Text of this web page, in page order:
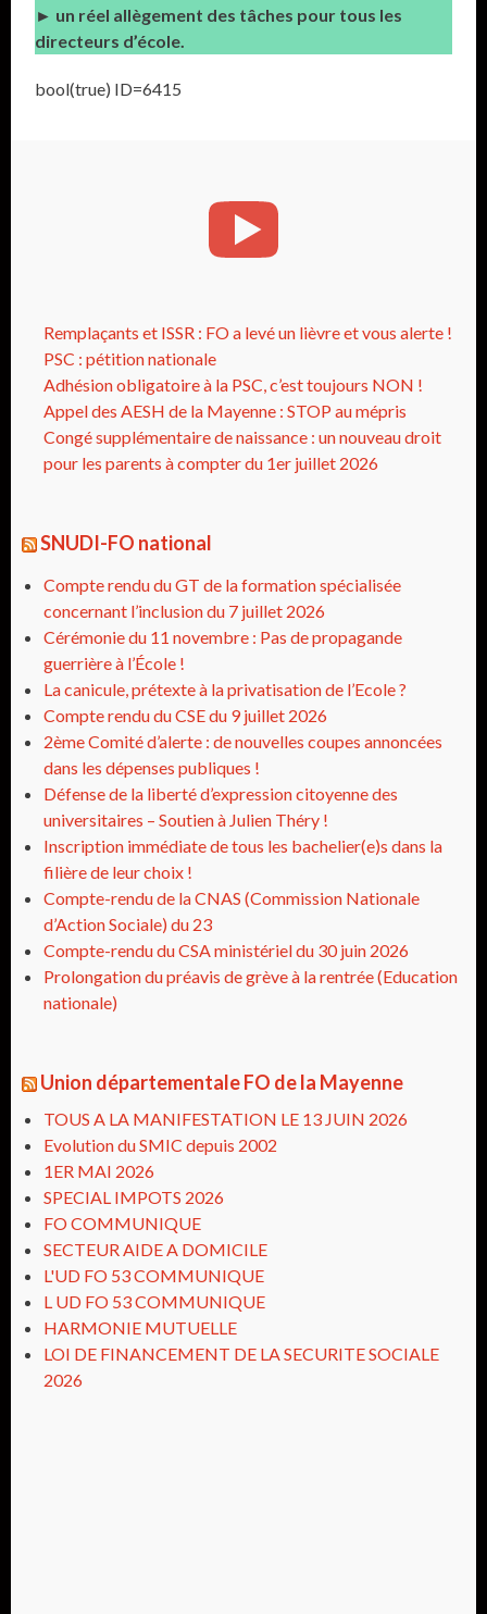
► un réel allègement des tâches pour tous les
directeurs d’école.
bool(true) ID=6415
Remplaçants et ISSR : FO a levé un lièvre et vous alerte !
PSC : pétition nationale
Adhésion obligatoire à la PSC, c’est toujours NON !
Appel des AESH de la Mayenne : STOP au mépris
Congé supplémentaire de naissance : un nouveau droit
pour les parents à compter du 1er juillet 2026
SNUDI-FO national
Compte rendu du GT de la formation spécialisée
concernant l’inclusion du 7 juillet 2026
Cérémonie du 11 novembre : Pas de propagande
guerrière à l’École !
La canicule, prétexte à la privatisation de l’Ecole ?
Compte rendu du CSE du 9 juillet 2026
2ème Comité d’alerte : de nouvelles coupes annoncées
dans les dépenses publiques !
Défense de la liberté d’expression citoyenne des
universitaires – Soutien à Julien Théry !
Inscription immédiate de tous les bachelier(e)s dans la
filière de leur choix !
Compte-rendu de la CNAS (Commission Nationale
d’Action Sociale) du 23
Compte-rendu du CSA ministériel du 30 juin 2026
Prolongation du préavis de grève à la rentrée (Education
nationale)
Union départementale FO de la Mayenne
TOUS A LA MANIFESTATION LE 13 JUIN 2026
Evolution du SMIC depuis 2002
1ER MAI 2026
SPECIAL IMPOTS 2026
FO COMMUNIQUE
SECTEUR AIDE A DOMICILE
L'UD FO 53 COMMUNIQUE
L UD FO 53 COMMUNIQUE
HARMONIE MUTUELLE
LOI DE FINANCEMENT DE LA SECURITE SOCIALE
2026